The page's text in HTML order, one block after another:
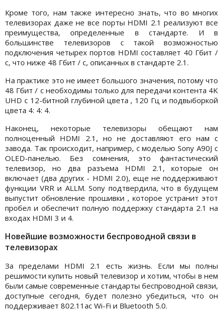
Кроме того, нам также интересно знать, что во многих
телевизорах даже не все порты HDMI 2.1 реализуют все
преимущества, определенные в стандарте. И в
большинстве телевизоров с такой возможностью
подключения четырех портов HDMI составляет 40 Гбит /
с, что ниже 48 Гбит / с, описанных в стандарте 2.1.
На практике это не имеет большого значения, потому что
48 Гбит / с необходимы только для передачи контента 4K
UHD с 12-битной глубиной цвета , 120 Гц и подвыборкой
цвета 4: 4: 4.
Наконец, некоторые телевизоры обещают нам
полноценный HDMI 2.1, но не доставляют его нам с
завода. Так происходит, например, с моделью Sony A90J с
OLED-панелью. Без сомнения, это фантастический
телевизор, но два разъема HDMI 2.1, которые он
включает (два других - HDMI 2.0), еще не поддерживают
функции VRR и ALLM. Sony подтвердила, что в будущем
выпустит обновление прошивки , которое устранит этот
пробел и обеспечит полную поддержку стандарта 2.1 на
входах HDMI 3 и 4.
Новейшие возможности беспроводной связи в
телевизорах
За пределами HDMI 2.1 есть жизнь. Если мы полны
решимости купить новый телевизор и хотим, чтобы в нем
были самые современные стандарты беспроводной связи,
доступные сегодня, будет полезно убедиться, что он
поддерживает 802.11ac Wi-Fi и Bluetooth 5.0.